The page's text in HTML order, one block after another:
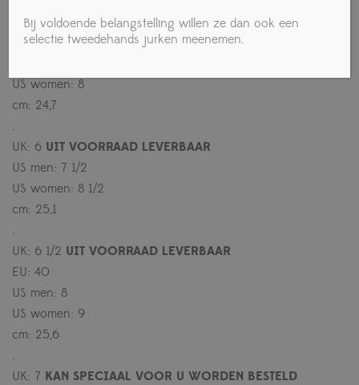
UK: 5 1/2UIT VOORRAAD LEVERBAAR
EU: 38 1/2
US women: 8
cm: 24,7
.
UK: 6 UIT VOORRAAD LEVERBAAR
US men: 7 1/2
US women: 8 1/2
cm: 25,1
.
UK: 6 1/2 UIT VOORRAAD LEVERBAAR
EU: 40
US men: 8
US women: 9
cm: 25,6
.
UK: 7 KAN SPECIAAL VOOR U WORDEN BESTELD
Bij voldoende belangstelling willen ze dan ook een
selectie tweedehands jurken meenemen.